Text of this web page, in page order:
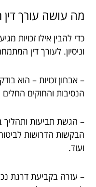
מה עושה עורך
כדי להבין אילו זכויות
וניסיון. לעורך דין
– אבחון זכויות – הוא
הנסיבות והחוקים
– הגשת תביעות
הבקשות הדרושות
ועוד.
– עזרה בקביעת דרגת